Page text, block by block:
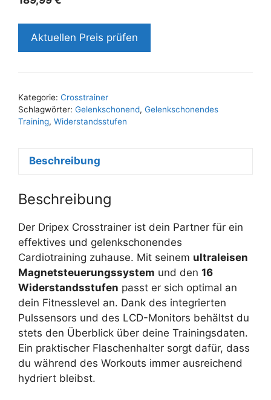
Aktuellen Preis prüfen
Kategorie: Crosstrainer
Schlagwörter: Gelenkschonend, Gelenkschonendes
Training, Widerstandsstufen
Beschreibung
Beschreibung
Der Dripex Crosstrainer ist dein Partner für ein
effektives und gelenkschonendes
Cardiotraining zuhause. Mit seinem ultraleisen
Magnetsteuerungssystem und den 16
Widerstandsstufen passt er sich optimal an
dein Fitnesslevel an. Dank des integrierten
Pulssensors und des LCD-Monitors behältst du
stets den Überblick über deine Trainingsdaten.
Ein praktischer Flaschenhalter sorgt dafür, dass
du während des Workouts immer ausreichend
hydriert bleibst.